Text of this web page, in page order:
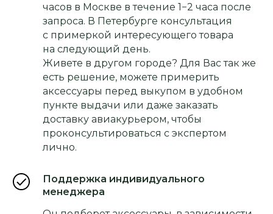
часов в Москве в течение 1−2 часа после
запроса. В Петербурге консультация
с примеркой интересующего товара
на следующий день.
Живете в другом городе? Для Вас так же
есть решение, можете примерить
аксессуары перед выкупом в удобном
пункте выдачи или даже заказать
доставку авиакурьером, чтобы
проконсультироваться с экспертом
лично.
Поддержка индивидуального
менеджера